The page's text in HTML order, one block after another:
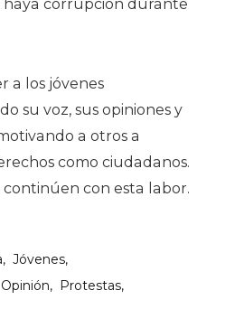
corrupción durante
a los jóvenes
su voz, sus opiniones y
a otros a
como ciudadanos.
con esta labor.
Jóvenes
Opinión Protestas